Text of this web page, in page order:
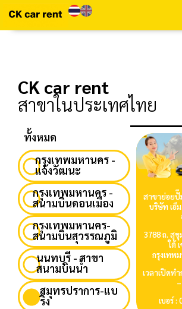
CK car rent​
สาขาในประเทศไทย
ทั้งหมด
กรุงเทพมหานคร -
แจ้งวัฒนะ
กรุงเทพมหานคร -
สนามบินดอนเมือง
กรุงเทพมหานคร-
สนามบินสุวรรณภูมิ
นนทบุรี - สาขา
สนามบินน้ำ
สมุทรปราการ-แบ
ริ่ง
สาขาย่อยปั๊
บริษัท เอ็
3788 ถ. สุ
ใต้
กรุงเทพ
เวลาเปิดท
เบอร์ :